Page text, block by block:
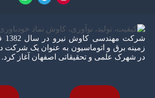
زمینه برق و اتوماسیون به عنوان یک شرکت
در شهرک علمی و تحقیقاتی اصفهان آغاز کرد.